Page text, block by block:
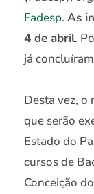
Fadesp. As
4 de abril.
já
Desta vez, o
que serão
Estado do
cursos de
Conceição